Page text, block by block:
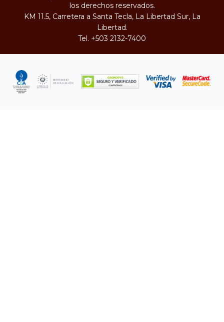
los derechos reservados.
KM 11.5, Carretera a Santa Tecla, La Libertad Sur, La
Libertad.
Tel. +503 2132-7400